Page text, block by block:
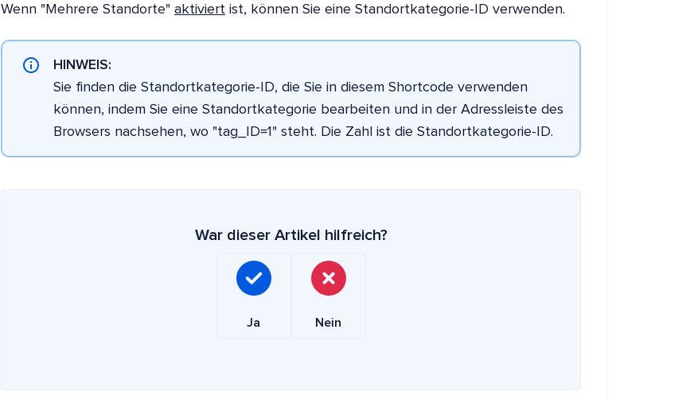
Wenn "Mehrere Standorte" aktiviert ist, können Sie eine Standortkategorie-ID verwenden.
HINWEIS:
Sie finden die Standortkategorie-ID, die Sie in diesem Shortcode verwenden
können, indem Sie eine Standortkategorie bearbeiten und in der Adressleiste des
Browsers nachsehen, wo "tag_ID=1" steht. Die Zahl ist die Standortkategorie-ID.
War dieser Artikel hilfreich?
Ja Nein